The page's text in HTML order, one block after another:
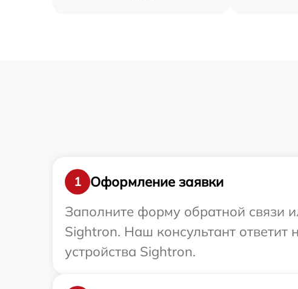
1
Оформление заявки
Заполните форму обратной связи
Sightron. Наш консультант
устройства Sightron.